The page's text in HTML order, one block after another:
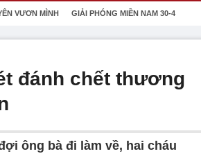
VƯƠN MÌNH GIẢI PHÓNG MIỀN NAM 30-4
đánh chết thương
ông bà đi làm về, hai cháu